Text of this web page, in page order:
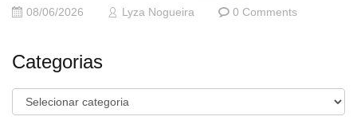
08/06/2026 Lyza Nogueira 0 Comments
Categorias
Categorias